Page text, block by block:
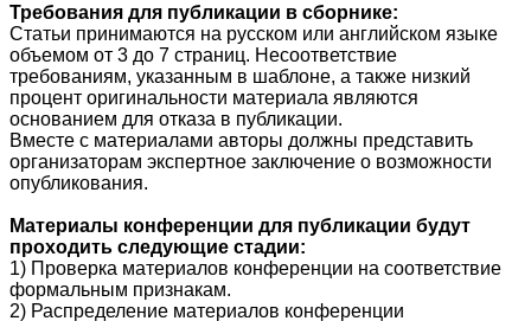
Требования для публикации в сборнике:
Статьи принимаются на русском или английском языке
объемом от 3 до 7 страниц. Несоответствие
требованиям, указанным в шаблоне, а также низкий
процент оригинальности материала являются
основанием для отказа в публикации.
Вместе с материалами авторы должны представить
организаторам экспертное заключение о возможности
опубликования.
Материалы конференции для публикации будут
проходить следующие стадии:
1) Проверка материалов конференции на соответствие
формальным признакам.
2) Распределение материалов конференции